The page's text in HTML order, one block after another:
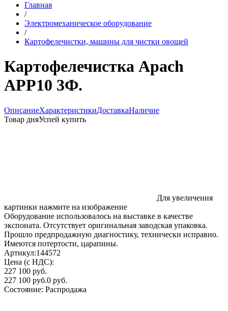
Главная
/
Электромеханическое оборудование
/
Картофелечистки, машины для чистки овощей
Картофелечистка Apach
APP10 3Ф.
ОписаниеХарактеристикиДоставкаНаличие
Товар дняУспей купить
Для увеличения
картинки нажмите на изображение
Оборудование использовалось на выставке в качестве
экспоната. Отсутствует оригинальная заводская упаковка.
Прошло предпродажную диагностику, технически исправно.
Имеются потертости, царапины.
Артикул:144572
Цена (с НДС):
227 100 руб.
227 100 руб.0 руб.
Состояние: Распродажа